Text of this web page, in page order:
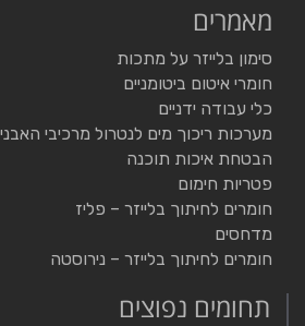
מאמרים
סימון בלייזר על מתכות
חומרי איטום ביטומניים
כלי עבודה ידניים
מערכות ריכוך מים לנטרול מרכיבי
הבטחת איכות תוכנה
פטריות חימום
חומרים לחיתוך בלייזר – פליז
מדחסים
חומרים לחיתוך בלייזר – נירוסטה
תחומים נפוצים